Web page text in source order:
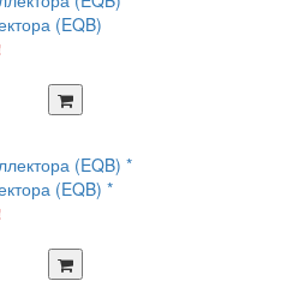
(EQB)
(EQB) *